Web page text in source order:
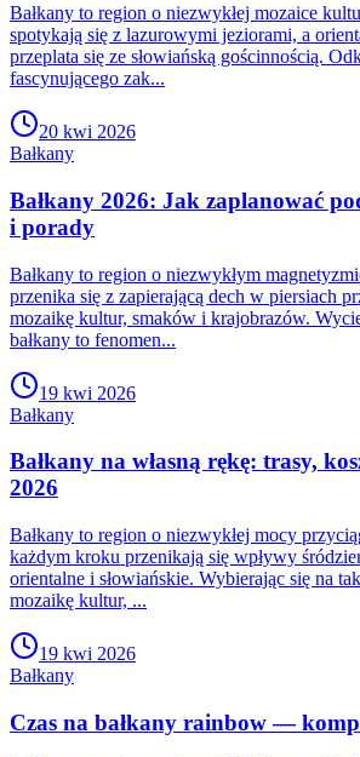
Bałkany to region o niezwykłej mozaice
spotykają się z lazurowymi jeziorami, a
przeplata się ze słowiańską gościnnością.
fascynującego zak...
20 kwi 2026
Bałkany
Bałkany 2026: Jak zaplanować
i porady
Bałkany to region o niezwykłym
przenika się z zapierającą dech w piersiach
mozaikę kultur, smaków i krajobrazów.
bałkany to fenomen...
19 kwi 2026
Bałkany
Bałkany na własną rękę: trasy,
2026
Bałkany to region o niezwykłej mocy
każdym kroku przenikają się wpływy
orientalne i słowiańskie. Wybierając się na
mozaikę kultur, ...
19 kwi 2026
Bałkany
Czas na bałkany rainbow —